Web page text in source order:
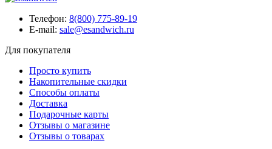
Телефон: 8(800) 775-89-19
E-mail: sale@esandwich.ru
Для покупателя
Просто купить
Накопительные скидки
Способы оплаты
Доставка
Подарочные карты
Отзывы о магазине
Отзывы о товарах